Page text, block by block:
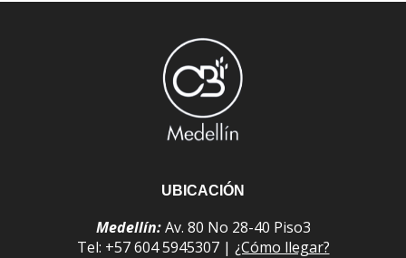
UBICACIÓN
Medellín:Av. 80 No 28-40 Piso3
Tel: +57 604 5945307 | ¿Cómo llegar?